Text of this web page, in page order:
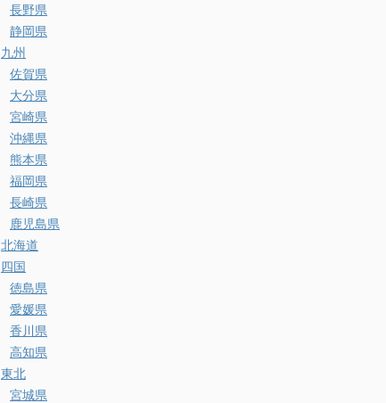
長野県
静岡県
九州
佐賀県
大分県
宮崎県
沖縄県
熊本県
福岡県
長崎県
鹿児島県
北海道
四国
徳島県
愛媛県
香川県
高知県
東北
宮城県